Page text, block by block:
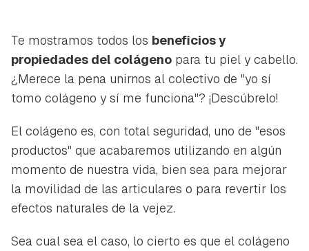
Te mostramos todos los beneficios y
propiedades del colágeno para tu piel y cabello.
¿Merece la pena unirnos al colectivo de "yo sí
tomo colágeno y sí me funciona"? ¡Descúbrelo!
El colágeno es, con total seguridad, uno de "esos
productos" que acabaremos utilizando en algún
momento de nuestra vida, bien sea para mejorar
la movilidad de las articulares o para revertir los
efectos naturales de la vejez.
Sea cual sea el caso, lo cierto es que el colágeno